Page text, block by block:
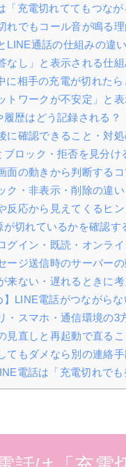
「充電切れててもつな
れでもコール音が鳴る理
LINE通話の仕組みの違い
なし」と表示される仕組
に相手の充電が切れたら
トワークが不安定」と
履歴はどう記録される？
に確認できること・対処
ブロック・拒否を見分け
面の動きから判断するコ
ク・非表示・削除の違い
反応から見えてくるヒン
が切れているかを確認す
グイン・既読・オンラ
ージ送信時のサーバーの
来ない・遅れるときに
】LINE電話がつながら
・スマホ・通信環境の3
見直しと再起動で直る
てもダメなら別の連絡手
電話は「充電切れで